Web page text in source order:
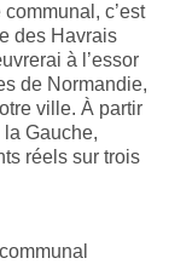
c’est
des Havrais
à l’essor
de Normandie,
ville. À partir
Gauche,
réels sur trois